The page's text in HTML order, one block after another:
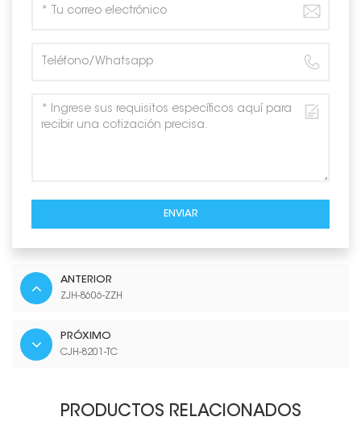
ENVIAR
ANTERIOR
ZJH-8606-ZZH
PRÓXIMO
CJH-8201-TC
PRODUCTOS RELACIONADOS